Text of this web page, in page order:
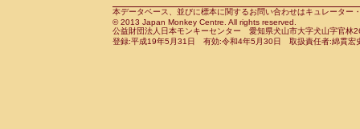
CercopithecidaePapio anubis(0)
CercopithecidaePapio cynocephalus
CercopithecidaePapio hamadryas(0)
CebidaeSaguinus leucopus(0)
CebidaeSaguinus midas(0)
Cebidae Saguinus mystax(0)
本データベース、並びに標本に関するお問い合わせはキュレータ
© 2013 Japan Monkey Centre. All rights reserved.
公益財団法人日本モンキーセンター 愛知県犬山市大字犬山字官
登録:平成19年5月31日 有効:令和4年5月30日 取扱責任者:綿貫宏